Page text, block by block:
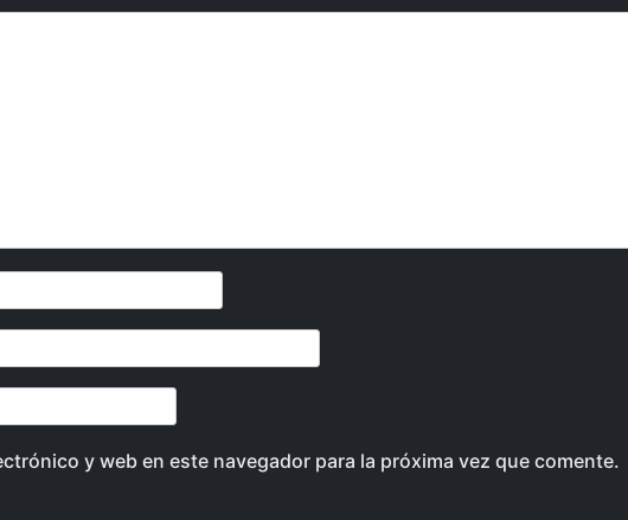
y web en este navegador para la próxima vez que comente.